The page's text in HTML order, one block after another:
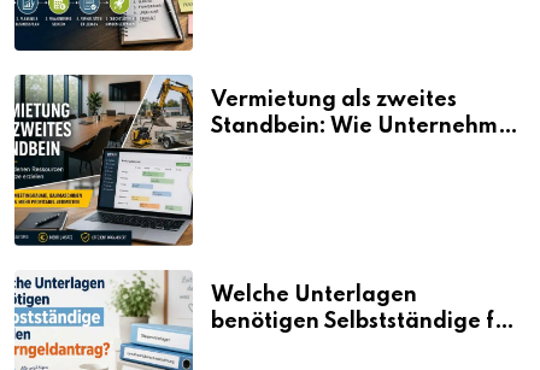
Vermietung als zweites
Standbein: Wie Unternehmen
Welche Unterlagen
benötigen Selbstständige für